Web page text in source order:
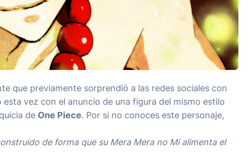
que previamente sorprendió a las redes sociales con
esta vez con el anuncio de una figura del mismo estilo
de One Piece. Por si no conoces este personaje,
de forma que su Mera Mera no Mi alimenta el